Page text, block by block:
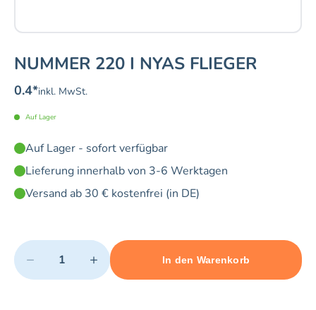
NUMMER 220 I NYAS FLIEGER
0.4*inkl. MwSt.
Auf Lager
Auf Lager - sofort verfügbar
Lieferung innerhalb von 3-6 Werktagen
Versand ab 30 € kostenfrei (in DE)
Quantity
− +
Minimum quantity: 1 Maximum quantity: 10
In den Warenkorb
Add 1 item to cart